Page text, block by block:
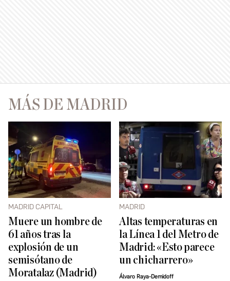
MÁS DE MADRID
MADRID CAPITAL
Muere un hombre de
61 años tras la
explosión de un
semisótano de
Moratalaz (Madrid)
MADRID
Altas temperaturas en
la Línea 1 del Metro de
Madrid: «Esto parece
un chicharrero»
Álvaro Raya-Demidoff